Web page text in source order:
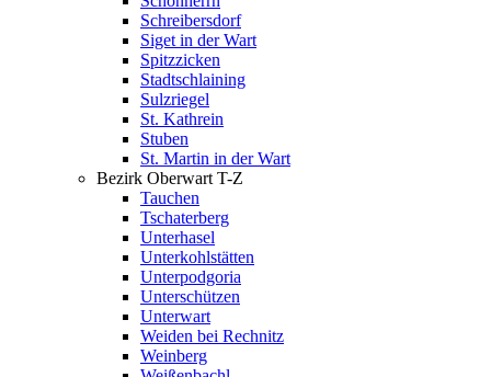
Schreibersdorf
Siget in der Wart
Spitzzicken
Stadtschlaining
Sulzriegel
St. Kathrein
Stuben
St. Martin in der Wart
Bezirk Oberwart T-Z
Tauchen
Tschaterberg
Unterhasel
Unterkohlstätten
Unterpodgoria
Unterschützen
Unterwart
Weiden bei Rechnitz
Weinberg